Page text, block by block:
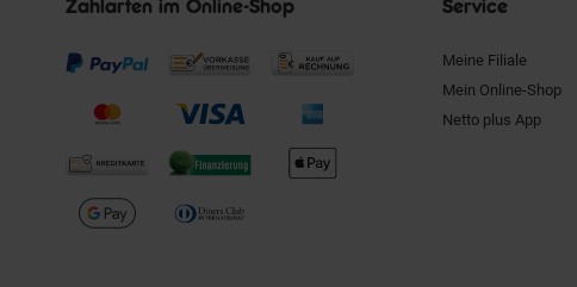
Zahlarten im Online-Shop Service
Meine Filiale
Mein Online-Shop
Netto plus App